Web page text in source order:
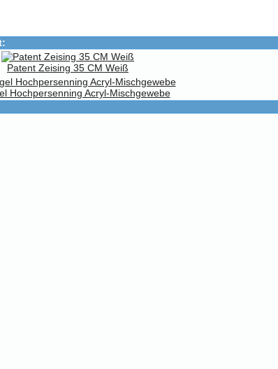
Patent Zeising 35 CM Weiß
Hochpersenning Acryl-Mischgewebe